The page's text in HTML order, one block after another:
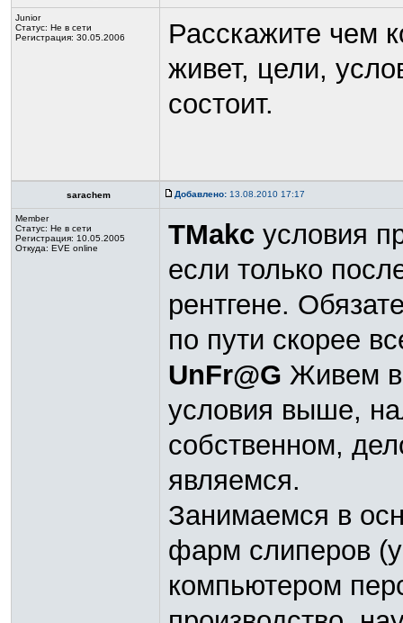
Junior
Статус: Не в сети
Регистрация: 30.05.2006
Расскажите чем
живет, цели,
состоит.
sarachem Добавлено: 13.08.2010 17:17
Member
Статус: Не в сети
Регистрация: 10.05.2005
Откуда: EVE online
TMakc условия
если только
рентгене.
по пути скорее
UnFr@G Живем
условия выше,
собственном,
являемся.
Занимаемся в
фарм слиперов
компьютером